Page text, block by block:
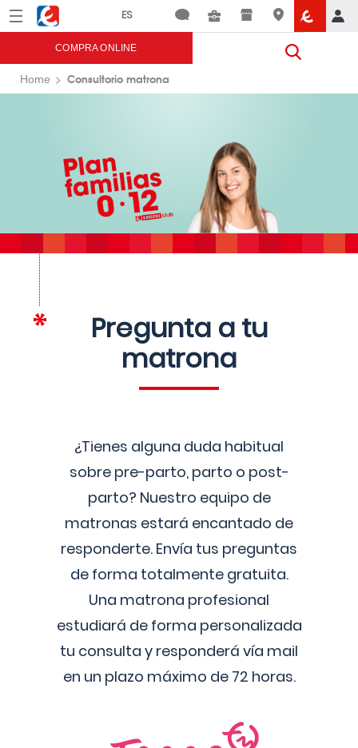
Menú Eroski
COMPRA ONLINE
Home Consultorio matrona
Pregunta a tu
matrona
¿Tienes alguna duda habitual
sobre pre-parto, parto o post-
parto? Nuestro equipo de
matronas estará encantado de
responderte. Envía tus preguntas
de forma totalmente gratuita.
Una matrona profesional
estudiará de forma personalizada
tu consulta y responderá vía mail
en un plazo máximo de 72 horas.